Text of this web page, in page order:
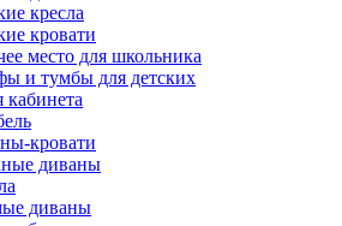
кресла
кровати
место для школьника
и тумбы для детских
кабинета
кровати
диваны
диваны